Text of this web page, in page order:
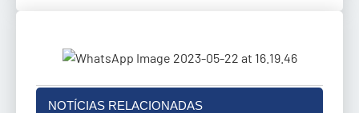
NOTÍCIAS RELACIONADAS